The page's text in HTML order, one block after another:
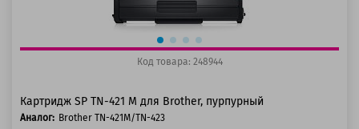
Код товара: 248944
Картридж SP TN-421 M для Brother, пурпурный
Аналог: Brother TN-421M/TN-423